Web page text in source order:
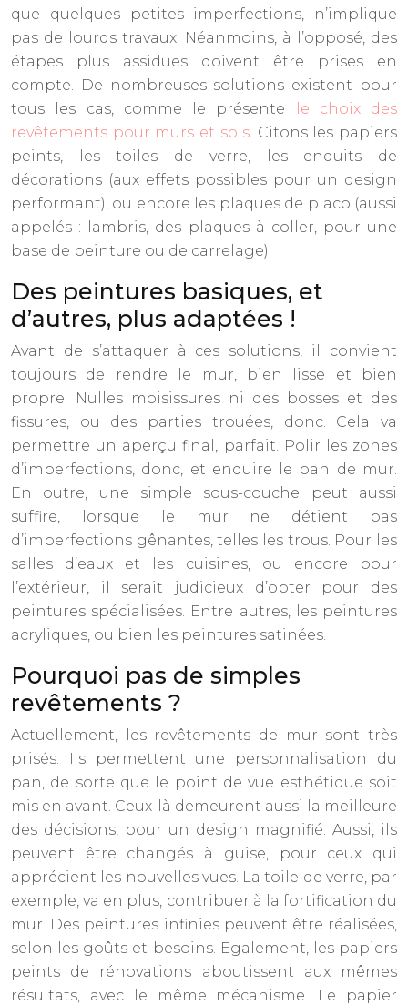
que quelques petites imperfections, n’implique
pas de lourds travaux. Néanmoins, à l’opposé, des
étapes plus assidues doivent être prises en
compte. De nombreuses solutions existent pour
tous les cas, comme le présente
le choix des
revêtements pour murs et sols. Citons les papiers
peints, les toiles de verre, les enduits de
décorations (aux effets possibles pour un design
performant), ou encore les plaques de placo (aussi
appelés : lambris, des plaques à coller, pour une
base de peinture ou de carrelage).
Des peintures basiques, et
d’autres, plus adaptées !
Avant de s’attaquer à ces solutions, il convient
toujours de rendre le mur, bien lisse et bien
propre. Nulles moisissures ni des bosses et des
fissures, ou des parties trouées, donc. Cela va
permettre un aperçu final, parfait. Polir les zones
d’imperfections, donc, et enduire le pan de mur.
En outre, une simple sous-couche peut aussi
suffire, lorsque le mur ne détient pas
d’imperfections gênantes, telles les trous. Pour les
salles d’eaux et les cuisines, ou encore pour
l’extérieur, il serait judicieux d’opter pour des
peintures spécialisées. Entre autres, les peintures
acryliques, ou bien les peintures satinées.
Pourquoi pas de simples
revêtements ?
Actuellement, les revêtements de mur sont très
prisés. Ils permettent une personnalisation du
pan, de sorte que le point de vue esthétique soit
mis en avant. Ceux-là demeurent aussi la meilleure
des décisions, pour un design magnifié. Aussi, ils
peuvent être changés à guise, pour ceux qui
apprécient les nouvelles vues. La toile de verre, par
exemple, va en plus, contribuer à la fortification du
mur. Des peintures infinies peuvent être réalisées,
selon les goûts et besoins. Egalement, les papiers
peints de rénovations aboutissent aux mêmes
résultats, avec le même mécanisme. Le papier